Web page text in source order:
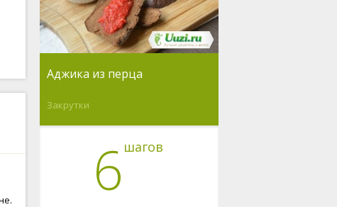
Аджика из перца
Закрутки
6 шагов